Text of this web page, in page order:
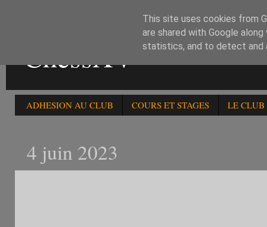
ChessXV
ADHESION AU CLUB COURS ET STAGES LE CLUB
4 juin 2023
This site uses cookies from
are shared with Google
statistics, and to detect and